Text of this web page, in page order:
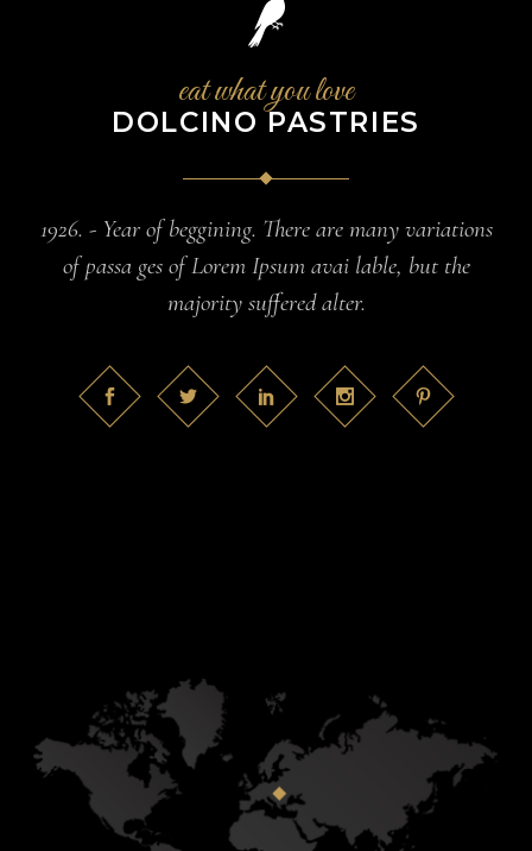
eat what you love
DOLCINO PASTRIES
1926. - Year of beggining. There are many variations
of passa ges of Lorem Ipsum avai lable, but the
majority suffered alter.